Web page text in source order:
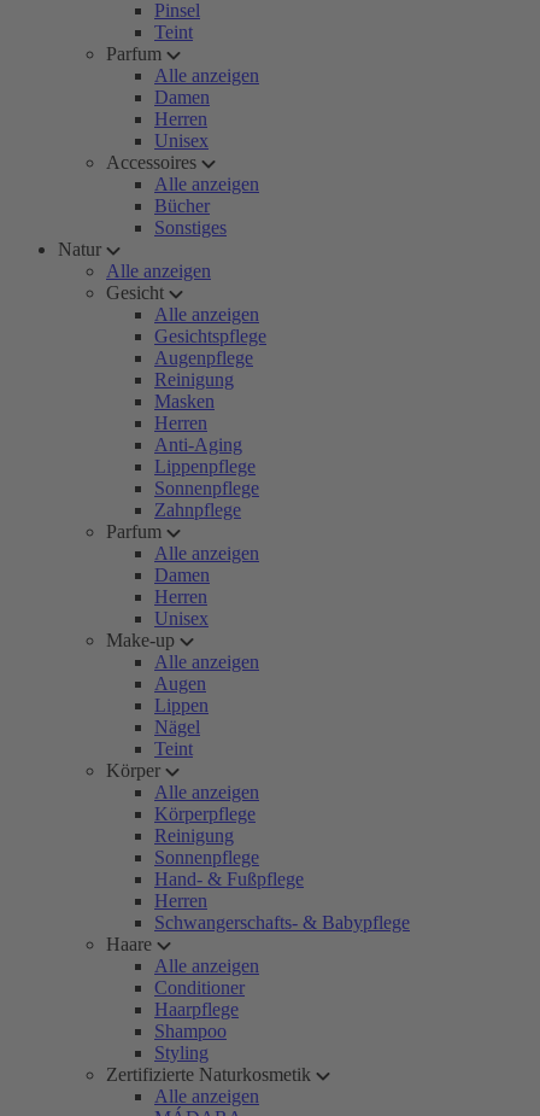
Pinsel
Teint
Parfum
Alle anzeigen
Damen
Herren
Unisex
Accessoires
Alle anzeigen
Bücher
Sonstiges
Natur
Alle anzeigen
Gesicht
Alle anzeigen
Gesichtspflege
Augenpflege
Reinigung
Masken
Herren
Anti-Aging
Lippenpflege
Sonnenpflege
Zahnpflege
Parfum
Alle anzeigen
Damen
Herren
Unisex
Make-up
Alle anzeigen
Augen
Lippen
Nägel
Teint
Körper
Alle anzeigen
Körperpflege
Reinigung
Sonnenpflege
Hand- & Fußpflege
Herren
Schwangerschafts- & Babypflege
Haare
Alle anzeigen
Conditioner
Haarpflege
Shampoo
Styling
Zertifizierte Naturkosmetik
Alle anzeigen